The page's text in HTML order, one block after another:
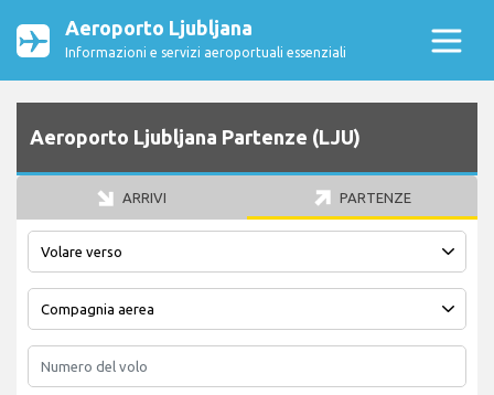
Aeroporto Ljubljana
Informazioni e servizi aeroportuali essenziali
Aeroporto Ljubljana Partenze (LJU)
ARRIVI PARTENZE